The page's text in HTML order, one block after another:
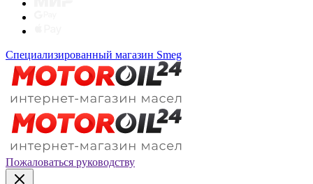
Специализированный магазин Smeg
Пожаловаться руководству